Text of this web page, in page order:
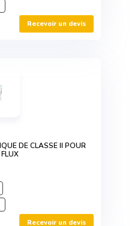
Recevoir un devis
DE CLASSE II POUR
Recevoir un devis